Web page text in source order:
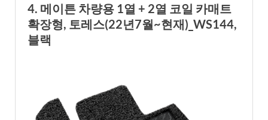
4. 메이튼 차량용 1열 + 2열 코일 카매트
확장형, 토레스(22년7월~현재)_WS144,
블랙